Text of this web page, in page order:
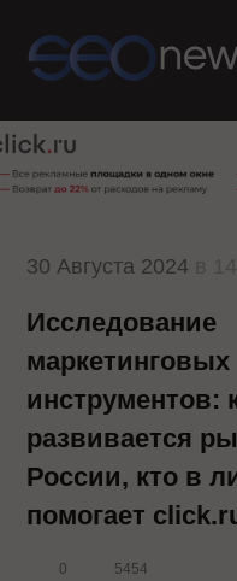
30 Августа 2024
Исследование
маркетинговых
инструментов:
развивается
России, кто в
помогает
0 5454